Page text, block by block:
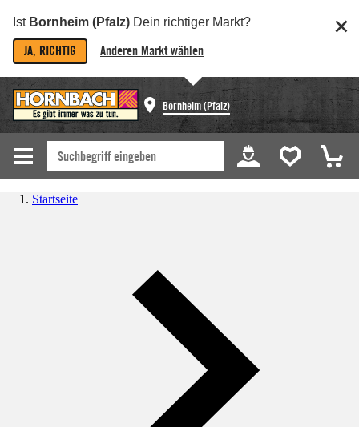
Ist Bornheim (Pfalz) Dein richtiger Markt?
JA, RICHTIG Anderen Markt wählen
Bornheim (Pfalz)
Startseite